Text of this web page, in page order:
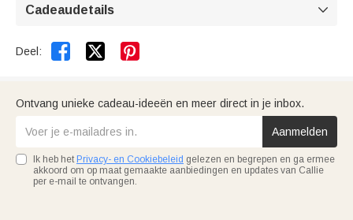
Cadeaudetails 
Deel:  
Ontvang unieke cadeau-ideeën en meer direct in je inbox.
Aanmelden
Ik heb het Privacy- en Cookiebeleid gelezen en begrepen en ga ermee
akkoord om op maat gemaakte aanbiedingen en updates van Callie
per e-mail te ontvangen.